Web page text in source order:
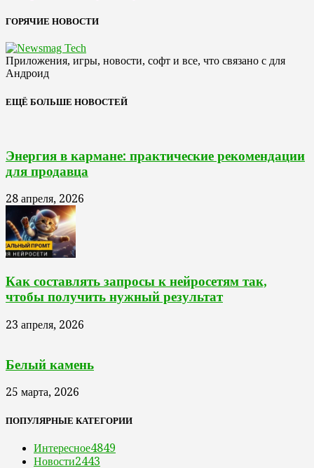
ГОРЯЧИЕ НОВОСТИ
Приложения, игры, новости, софт и все, что связано с для
Андроид
ЕЩЁ БОЛЬШЕ НОВОСТЕЙ
Энергия в кармане: практические рекомендации
для продавца
28 апреля, 2026
Как составлять запросы к нейросетям так,
чтобы получить нужный результат
23 апреля, 2026
Белый камень
25 марта, 2026
ПОПУЛЯРНЫЕ КАТЕГОРИИ
Интересное4849
Новости2443